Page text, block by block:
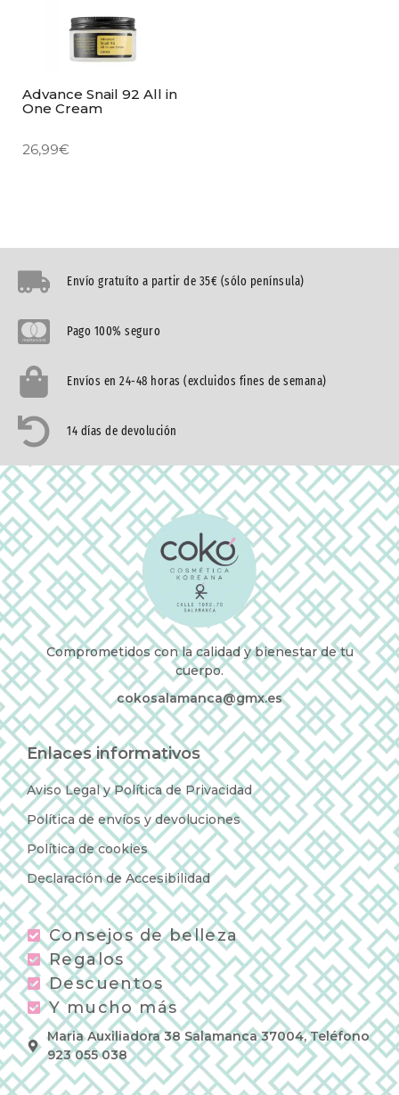
Advance Snail 92 All in
One Cream
26,99€
Envío gratuíto a partir de 35€ (sólo península)
Pago 100% seguro
Envíos en 24-48 horas (excluidos fines de semana)
14 días de devolución
Comprometidos con la calidad y bienestar de tu
cuerpo.
cokosalamanca@gmx.es
Enlaces informativos
Aviso Legal y Política de Privacidad
Política de envíos y devoluciones
Política de cookies
Declaración de Accesibilidad
Consejos de belleza
Regalos
Descuentos
Y mucho más
Maria Auxiliadora 38 Salamanca 37004, Teléfono
923 055 038